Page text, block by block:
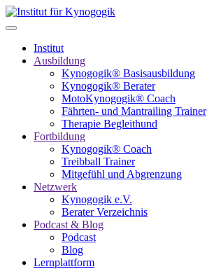
Institut
Ausbildung
Kynogogik® Basisausbildung
Kynogogik® Berater
MotoKynogogik® Coach
Fährten- und Mantrailing Trainer
Therapie Begleithund
Fortbildung
Kynogogik® Coach
Treibball Trainer
Mitgefühl und Abgrenzung
Netzwerk
Kynogogik e.V.
Berater Verzeichnis
Podcast & Blog
Podcast
Blog
Lernplattform